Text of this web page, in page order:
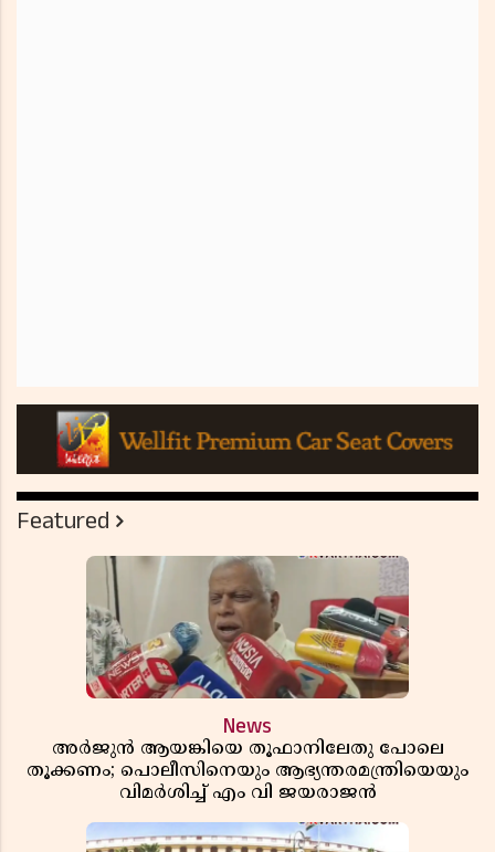
Featured
News
അർജുൻ ആയങ്കിയെ തൂഫാനിലേതു പോലെ
തൂക്കണം; പൊലീസിനെയും ആഭ്യന്തരമന്ത്രിയെയും
വിമർശിച്ച് എം വി ജയരാജൻ